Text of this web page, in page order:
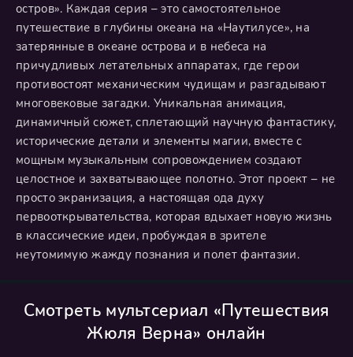
остров». Каждая серия – это самостоятельное
путешествие в глубины океана на «Наутилусе», на
затерянные в океане острова и в небеса на
причудливых летательных аппаратах, где герои
противостоят механическим чудищам и разгадывают
многовековые загадки. Уникальная анимация,
динамичный сюжет, сплетающий научную фантастику,
исторические детали и элементы магии, вместе с
мощным музыкальным сопровождением создают
целостное и захватывающее полотно. Этот проект – не
просто экранизация, а настоящая ода духу
первооткрывательства, которая вдыхает новую жизнь
в классические идеи, пробуждая в зрителе
неутомимую жажду познания и полет фантазии.
Смотреть мультсериал «Путешествия
Жюля Верна» онлайн